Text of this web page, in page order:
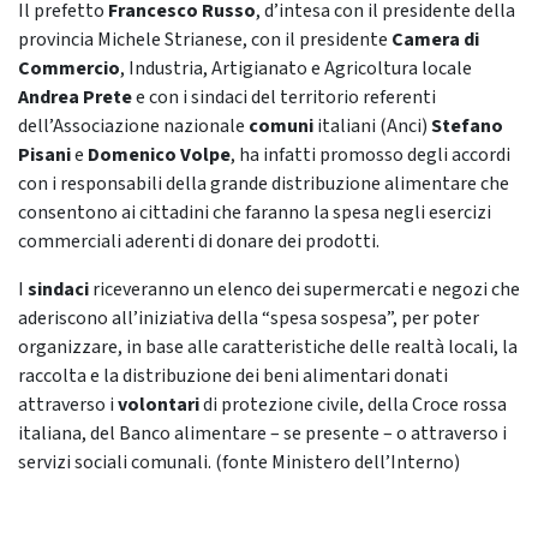
Il prefetto Francesco Russo, d’intesa con il presidente della
provincia Michele Strianese, con il presidente Camera di
Commercio, Industria, Artigianato e Agricoltura locale
Andrea Pretee con i sindaci del territorio referenti
dell’Associazione nazionale comuniitaliani (Anci)Stefano
Pisanie Domenico Volpe, ha infatti promosso degli accordi
con i responsabili della grande distribuzione alimentare che
consentono ai cittadini che faranno la spesa negli esercizi
commerciali aderenti di donare dei prodotti.
I sindaciriceveranno un elenco dei supermercati e negozi che
aderiscono all’iniziativa della “spesa sospesa”, per poter
organizzare, in base alle caratteristiche delle realtà locali, la
raccolta e la distribuzione dei beni alimentari donati
attraverso ivolontaridi protezione civile, della Croce rossa
italiana, del Banco alimentare – se presente – o attraverso i
servizi sociali comunali. (fonte Ministero dell’Interno)